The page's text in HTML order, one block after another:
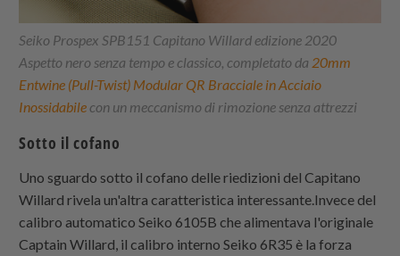
Seiko Prospex SPB151 Capitano Willard edizione 2020
Aspetto nero senza tempo e classico, completato da 20mm
Entwine (Pull-Twist) Modular QR Bracciale in Acciaio
Inossidabile con un meccanismo di rimozione senza attrezzi
Sotto il cofano
Uno sguardo sotto il cofano delle riedizioni del Capitano
Willard rivela un'altra caratteristica interessante.Invece del
calibro automatico Seiko 6105B che alimentava l'originale
Captain Willard, il calibro interno Seiko 6R35 è la forza